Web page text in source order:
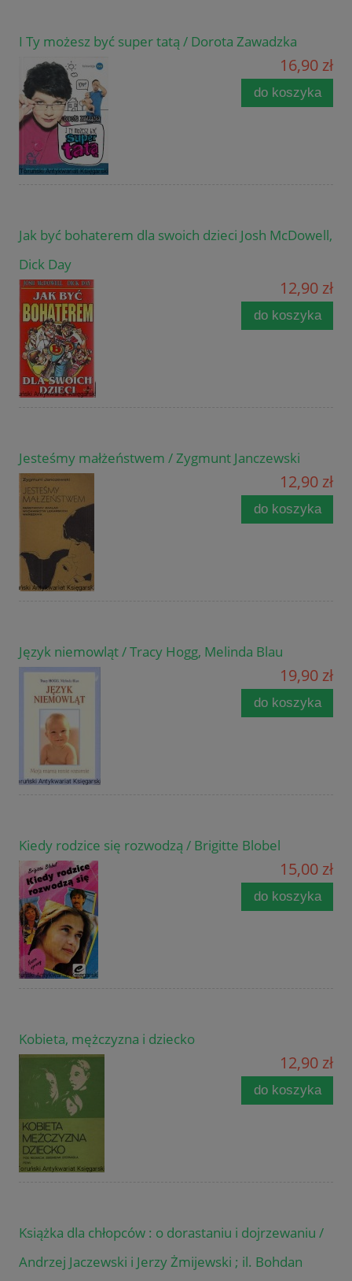
I Ty możesz być super tatą / Dorota Zawadzka
16,90 zł
do koszyka
Jak być bohaterem dla swoich dzieci Josh McDowell,
Dick Day
12,90 zł
do koszyka
Jesteśmy małżeństwem / Zygmunt Janczewski
12,90 zł
do koszyka
Język niemowląt / Tracy Hogg, Melinda Blau
19,90 zł
do koszyka
Kiedy rodzice się rozwodzą / Brigitte Blobel
15,00 zł
do koszyka
Kobieta, mężczyzna i dziecko
12,90 zł
do koszyka
Książka dla chłopców : o dorastaniu i dojrzewaniu /
Andrzej Jaczewski i Jerzy Żmijewski ; il. Bohdan